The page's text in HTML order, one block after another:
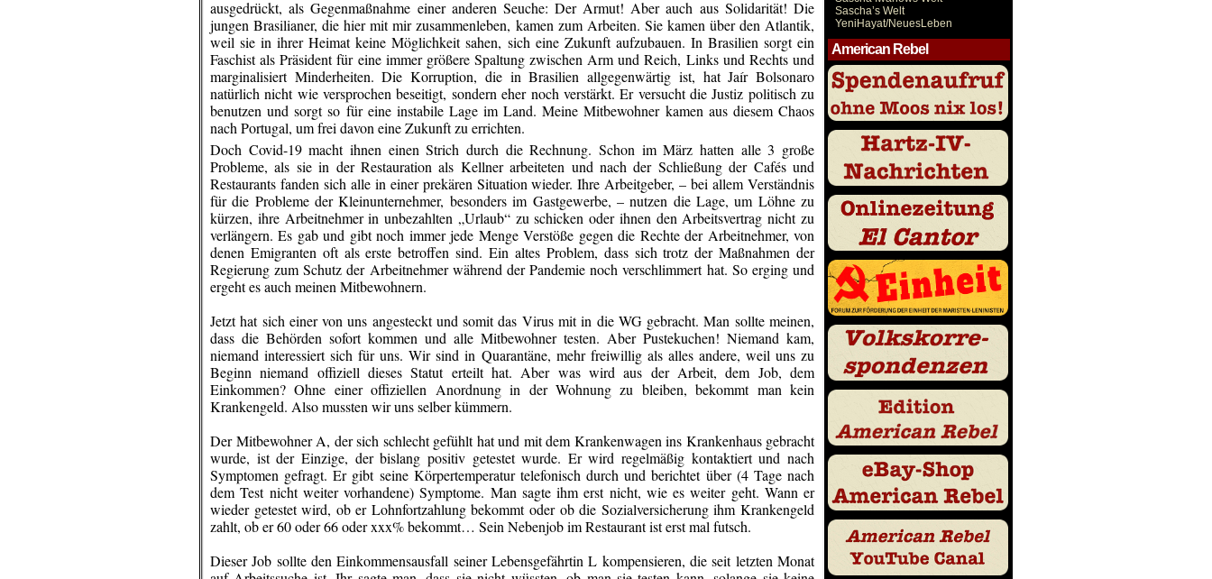
ausgedrückt, als Gegenmaßnahme einer anderen Seuche: Der Armut! Aber auch aus Solidarität! Die
jungenBrasilianer, die hier mit mir zusammenleben, kamen zum Arbeiten. Sie kamen über den Atlantik,
weil sie in ihrer Heimat keine Möglichkeit sahen, sich eine Zukunft aufzubauen. In Brasilien sorgt ein
Faschist als Präsident für eine immer größere Spaltung zwischen Arm und Reich, Links und Rechts und
marginalisiert Minderheiten. Die Korruption, die in Brasilien allgegenwärtig ist, hat Jaír Bolsonaro
natürlichnicht wie versprochen beseitigt, sondern eher noch verstärkt. Er versucht die Justiz politisch zu
benutzen und sorgt so für eine instabile Lage im Land. Meine Mitbewohner kamen aus diesem Chaos
nach Portugal, um frei davon eine Zukunft zu errichten.
Doch Covid-19 macht ihnen einen Strich durch die Rechnung. Schon im März hatten alle 3 große
Probleme, als sie in der Restauration als Kellner arbeiteten und nach der Schließung der Cafés und
Restaurants fanden sich alle in einer prekären Situation wieder. Ihre Arbeitgeber, – bei allem Verständnis
für die Probleme der Kleinunternehmer, besonders im Gastgewerbe, –nutzen die Lage, um Löhne zu
kürzen, ihre Arbeitnehmer in unbezahlten „Urlaub“ zu schicken oder ihnen den Arbeitsvertrag nicht zu
verlängern. Es gab und gibt noch immer jede Menge Verstöße gegen die Rechte der Arbeitnehmer, von
denen Emigranten oft als erste betroffen sind. Ein altes Problem, dass sich trotz der Maßnahmen der
Regierung zum Schutz der Arbeitnehmer während der Pandemie noch verschlimmert hat. So erging und
ergeht es auch meinen Mitbewohnern.
Jetzt hat sich einer von uns angesteckt und somit das Virus mit in die WG gebracht. Man sollte meinen,
dass die Behörden sofort kommen und alle Mitbewohner testen. Aber Pustekuchen! Niemand kam,
niemand interessiert sich für uns. Wir sind in Quarantäne, mehr freiwillig als alles andere, weil uns zu
Beginn niemand offiziell dieses Statut erteilt hat. Aber was wird aus der Arbeit, dem Job, dem
Einkommen? Ohne einer offiziellen Anordnung in der Wohnung zu bleiben, bekommt man kein
Krankengeld. Also mussten wir uns selber kümmern.
Der Mitbewohner A, der sich schlecht gefühlt hat und mit dem Krankenwagen ins Krankenhaus gebracht
wurde, ist der Einzige, derbislang positiv getestet wurde. Er wird regelmäßig kontaktiert und nach
Symptomen gefragt. Er gibt seine Körpertemperatur telefonisch durch und berichtet über (4 Tage nach
dem Test nicht weiter vorhandene) Symptome. Man sagte ihm erst nicht, wiees weiter geht. Wann er
wieder getestet wird, ob er Lohnfortzahlung bekommt oder ob die Sozialversicherung ihm Krankengeld
zahlt, ob er 60 oder 66 oder xxx% bekommt… Sein Nebenjob im Restaurant isterst mal futsch.
Dieser Job sollte den Einkommensausfall seiner Lebensgefährtin L kompensieren, die seit letzten Monat
Sascha’s Welt
YeniHayat/NeuesLeben
American Rebel